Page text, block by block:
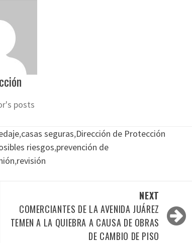
posts
,casas seguras,Dirección de Protección
riesgos,prevención de
,revisión
NEXT
COMERCIANTES DE LA AVENIDA JUÁREZ
TEMEN A LA QUIEBRA A CAUSA DE OBRAS
DE CAMBIO DE PISO